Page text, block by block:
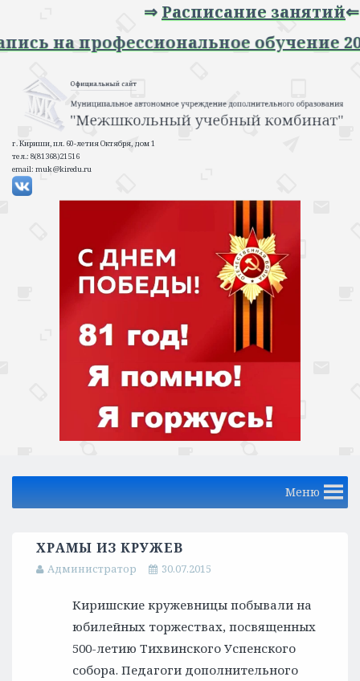
Расписание занятий⇐
Запись на профессиональное
г. Кириши, пл. 60-летия Октября, дом 1
тел.: 8(81368)21516
email: muk@kiredu.ru
Меню
ХРАМЫ ИЗ КРУЖЕВ
Администратор 30.07.2015
Киришские кружевницы побывали на
юбилейных торжествах, посвященных
500-летию Тихвинского Успенского
собора. Педагоги дополнительного